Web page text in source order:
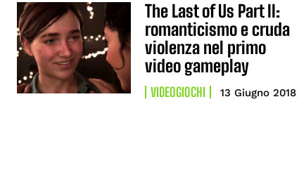
The Last of Us Part II:
romanticismo e cruda
violenza nel primo
video gameplay
VIDEOGIOCHI 13 Giugno 2018